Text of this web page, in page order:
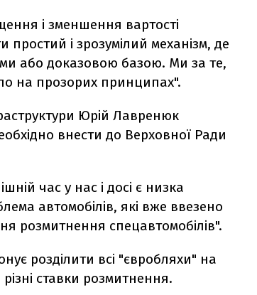
і зменшення вартості
і зрозумілий механізм, де
або доказовою базою. Ми за те,
на прозорих принципах".
Юрій Лавренюк
внести до Верховної Ради
час у нас і досі є низка
автомобілів, які вже ввезено
розмитнення спецавтомобілів".
розділити всі "євробляхи" на
ставки розмитнення.